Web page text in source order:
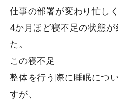
仕事の部署が変わり忙し
4か月ほど寝不足の状態
た。
この寝不足
整体を行う際に睡眠につ
すが、